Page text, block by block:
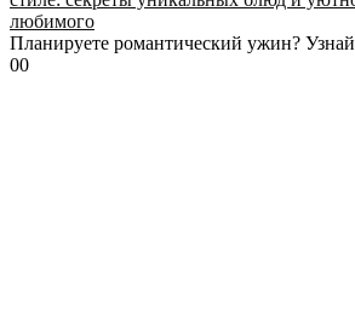
любимого
Планируете романтический ужин?
00